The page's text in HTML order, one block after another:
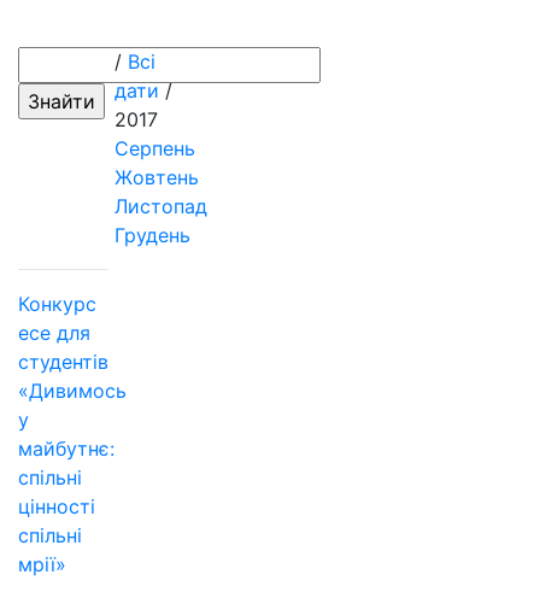
/ Всі
дати/
2017
Серпень
Жовтень
Листопад
Грудень
Конкурс
есе для
студентів
«Дивимось
у
майбутнє:
спільні
цінності
спільні
мрії»